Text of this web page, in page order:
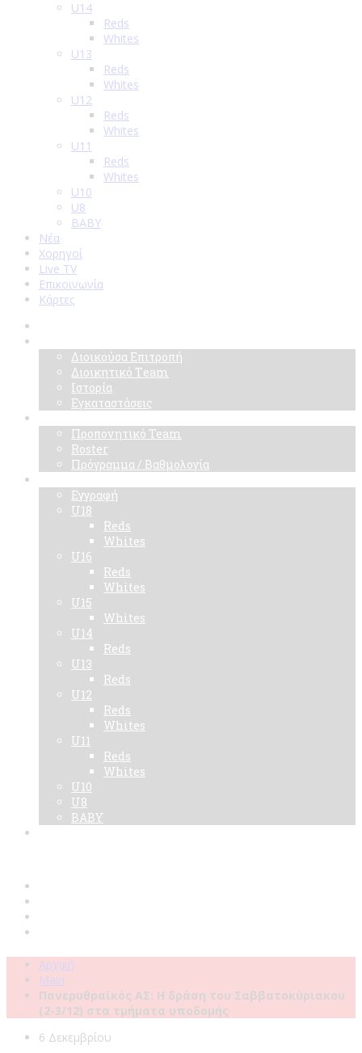
U14
Reds
Whites
U13
Reds
Whites
U12
Reds
Whites
U11
Reds
Whites
U10
U8
BABY
Νέα
Χορηγοί
Live TV
Επικοινωνία
Κάρτες
Διοικούσα Επιτροπή
Διοικητικό Τeam
Ιστορία
Εγκαταστάσεις
Προπονητικό Team
Roster
Πρόγραμμα / Βαθμολογία
Εγγραφή
U18
Reds
Whites
U16
Reds
Whites
U15
Whites
U14
Reds
U13
Reds
U12
Reds
Whites
U11
Reds
Whites
U10
U8
BABY
Αρχική
Main
Πανερυθραϊκός ΑΣ: Η δράση του Σαββατοκύριακου
(2-3/12) στα τμήματα υποδομής
6 Δεκεμβρίου